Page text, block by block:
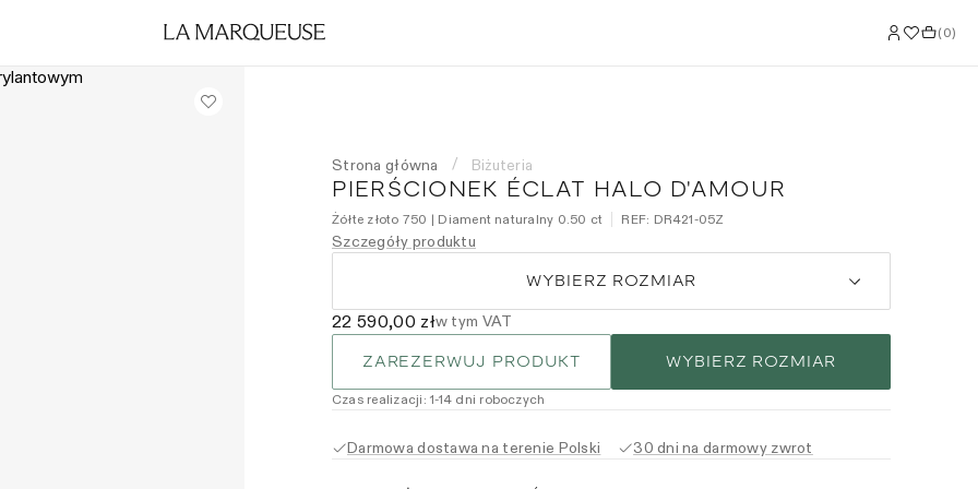
(0)
Strona główna / Biżuteria
PIERŚCIONEK ÉCLAT HALO D'AMOUR
Żółte złoto 750 | Diament naturalny 0.50 ct REF: DR421-05Z
Szczegóły produktu
WYBIERZ ROZMIAR
22 590,00 złw tym VAT
ZAREZERWUJ PRODUKT WYBIERZ ROZMIAR
Czas realizacji :1-14 dni roboczych
Darmowa dostawa na terenie Polski 30 dni na darmowy zwrot